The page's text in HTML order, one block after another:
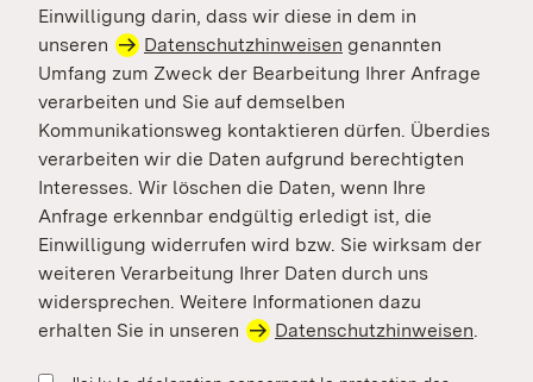
Einwilligung darin, dass wir diese in dem in
unseren
Datenschutzhinweisen genannten
Umfang zum Zweck der Bearbeitung Ihrer Anfrage
verarbeiten und Sie auf demselben
Kommunikationsweg kontaktieren dürfen. Überdies
verarbeiten wir die Daten aufgrund berechtigten
Interesses. Wir löschen die Daten, wenn Ihre
Anfrage erkennbar endgültig erledigt ist, die
Einwilligung widerrufen wird bzw. Sie wirksam der
weiteren Verarbeitung Ihrer Daten durch uns
widersprechen. Weitere Informationen dazu
erhalten Sie in unseren
Datenschutzhinweisen.